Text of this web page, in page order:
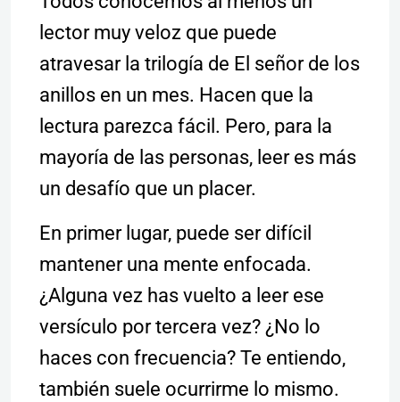
lector muy veloz que puede
atravesar la trilogía de El señor de los
anillos en un mes. Hacen que la
lectura parezca fácil. Pero, para la
mayoría de las personas, leer es más
un desafío que un placer.
En primer lugar, puede ser difícil
mantener una mente enfocada.
¿Alguna vez has vuelto a leer ese
versículo por tercera vez? ¿No lo
haces con frecuencia? Te entiendo,
también suele ocurrirme lo mismo.